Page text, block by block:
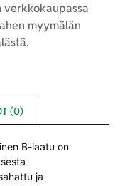
myymälän
(0)
B-laatu on
ja